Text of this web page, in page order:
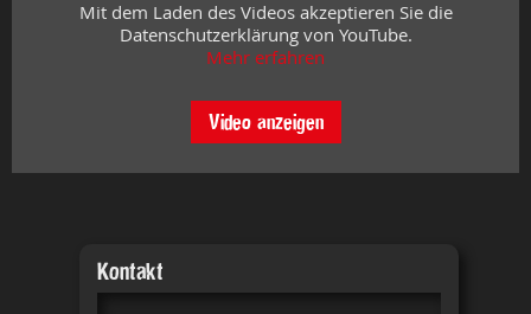
Mit dem Laden des Videos akzeptieren Sie die
Datenschutzerklärung von YouTube.
Mehr erfahren
Video anzeigen
Kontakt